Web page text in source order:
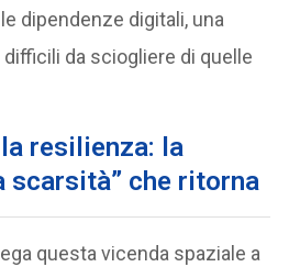
dipendenze digitali, una
da sciogliere di quelle
resilienza: la
scarsità” che ritorna
questa vicenda spaziale a